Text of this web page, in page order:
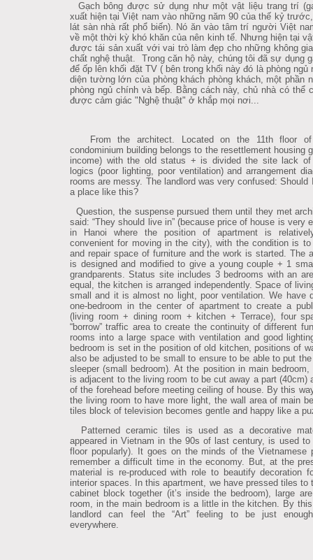
Gạch bông được sử dụng như một vật liệu trang trí
xuất hiện tại Việt nam vào những năm 90 của thế kỷ
lát sàn nhà rất phổ biến). Nó ăn vào tâm trí người Việt
về một thời kỳ khó khăn của nên kinh tế. Nhưng hiện tại
được tái sản xuất với vai trò làm đẹp cho những không
chất nghệ thuật. Trong căn hộ này, chúng tôi đã sự dụng
để ốp lên khối đặt TV ( bên trong khối này đó là phòng ngủ
diện tường lớn của phòng khách phòng khách, một phần
phòng ngủ chính và bếp. Bằng cách này, chủ nhà có thể
được cảm giác "Nghệ thuật" ở khắp mọi nơi...
From the architect. Located on the 11th floor
condominium building belongs to the resettlement housing
income) with the old status + is divided the site lack of
logics (poor lighting, poor ventilation) and arrangement
rooms are messy. The landlord was very confused: Should
a place like this?
Question, the suspense pursued them until they met
said: “They should live in” (because price of house is very
in Hanoi where the position of apartment is
convenient for moving in the city), with the condition is to
and repair space of furniture and the work is started. The
is designed and modified to give a young couple + 1
grandparents. Status site includes 3 bedrooms with an
equal, the kitchen is arranged independently. Space of
small and it is almost no light, poor ventilation. We have
one-bedroom in the center of apartment to create a
(living room + dining room + kitchen + Terrace), four
“borrow” traffic area to create the continuity of different
rooms into a large space with ventilation and good
bedroom is set in the position of old kitchen, positions of
also be adjusted to be small to ensure to be able to put
sleeper (small bedroom). At the position in main bedroom,
is adjacent to the living room to be cut away a part (40cm)
of the forehead before meeting ceiling of house. By this
the living room to have more light, the wall area of main
tiles block of television becomes gentle and happy like a
Patterned ceramic tiles is used as a decorative
appeared in Vietnam in the 90s of last century, is used to
floor popularly). It goes on the minds of the Vietnamese
remember a difficult time in the economy. But, at the
material is re-produced with role to beautify decoration
interior spaces. In this apartment, we have pressed tiles to
cabinet block together (it’s inside the bedroom), large
room, in the main bedroom is a little in the kitchen. By
landlord can feel the “Art” feeling to be just
everywhere.